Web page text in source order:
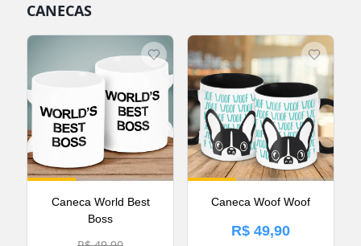
CANECAS
Caneca World Best
Boss
Caneca Woof Woof
R$ 49,90